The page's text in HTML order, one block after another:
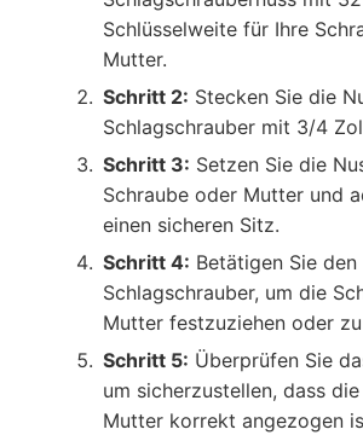
Schlüsselweite für Ihre
Mutter.
Schritt 2: Stecken Sie die
Schlagschrauber mit 3/4
Schritt 3: Setzen Sie die
Schraube oder Mutter und
einen sicheren Sitz.
Schritt 4: Betätigen Sie den
Schlagschrauber, um die
Mutter festzuziehen oder
Schritt 5: Überprüfen Sie
um sicherzustellen, dass
Mutter korrekt angezogen